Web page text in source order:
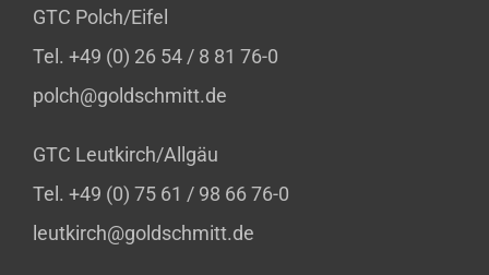
GTC Polch/Eifel
Tel. +49 (0) 26 54 / 8 81 76-0
polch@goldschmitt.de
GTC Leutkirch/Allgäu
Tel. +49 (0) 75 61 / 98 66 76-0
leutkirch@goldschmitt.de